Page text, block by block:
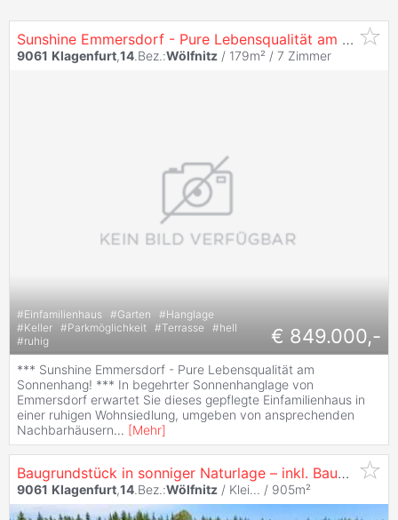
Sunshine Emmersdorf - Pure Lebensqualität am Sonnenhang!
9061 Klagenfurt,14.Bez.:Wölfnitz / 179m² / 7 Zimmer
#Einfamilienhaus #Garten #Hanglage
#Keller #Parkmöglichkeit #Terrasse #hell
#ruhig € 849.000,-
*** Sunshine Emmersdorf - Pure Lebensqualität am
Sonnenhang! *** In begehrter Sonnenhanglage von
Emmersdorf erwartet Sie dieses gepflegte Einfamilienhaus in
einer ruhigen Wohnsiedlung, umgeben von ansprechenden
Nachbarhäusern... [Mehr]
Baugrundstück in sonniger Naturlage – inkl. Baugenehmigung für ein modernes Eigenheim
9061 Klagenfurt,14.Bez.:Wölfnitz / Klei... / 905m²